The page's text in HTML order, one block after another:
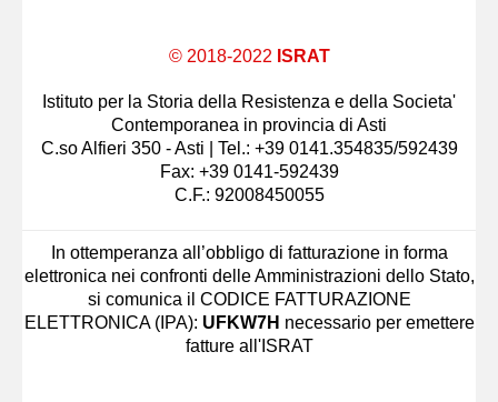
© 2018-2022 ISRAT
Istituto per la Storia della Resistenza e della Societa'
Contemporanea in provincia di Asti
C.so Alfieri 350 - Asti | Tel.: +39 0141.354835/592439
Fax: +39 0141-592439
C.F.: 92008450055
In ottemperanza all’obbligo di fatturazione in forma
elettronica nei confronti delle Amministrazioni dello Stato,
si comunica il CODICE FATTURAZIONE
ELETTRONICA (IPA): UFKW7H necessario per emettere
fatture all'ISRAT